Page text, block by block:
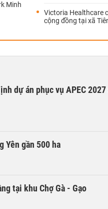
Minh
Victoria Healthcare
cộng đồng tại xã
dự án phục vụ APEC
Yên gần 500 ha
tại khu Chợ Gà - Gạo